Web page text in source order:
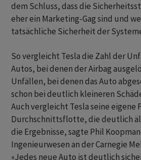
dem Schluss, dass ​die
eher ein Marketing-Gag sind und
tatsächliche Sicherheit der
So vergleicht Tesla die ⁠Zahl der
Autos, bei denen der Airbag
Unfällen, bei denen das Auto
schon bei deutlich kleineren
⁠Auch vergleicht Tesla seine
Durchschnittsflotte, die deutlich
die Ergebnisse, sagte Phil
Ingenieurwesen an der Carnegie
«Jedes neue Auto ist deutlich